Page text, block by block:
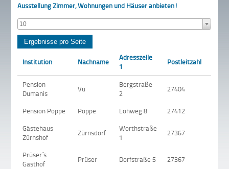
Ausstellung Zimmer, Wohnungen und Häuser anbieten!
10
Institution Nachname
Adresszeile
1
Postleitzahl
Pension
Dumanis
Vu
Bergstraße
2
27404
Pension Poppe Poppe Löhweg 8 27412
Gästehaus
Zürnshof
Zürnsdorf
Worthstraße
1
27367
Prüser´s
Gasthof
Prüser Dorfstraße 5 27367